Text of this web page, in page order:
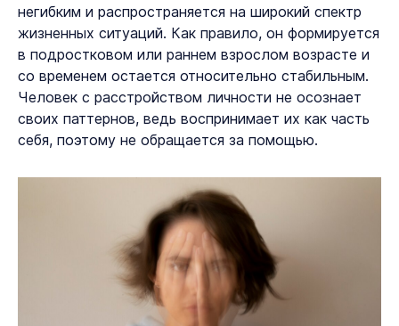
негибким и распространяется на широкий спектр
жизненных ситуаций. Как правило, он формируется
в подростковом или раннем взрослом возрасте и
со временем остается относительно стабильным.
Человек с расстройством личности не осознает
своих паттернов, ведь воспринимает их как часть
себя, поэтому не обращается за помощью.